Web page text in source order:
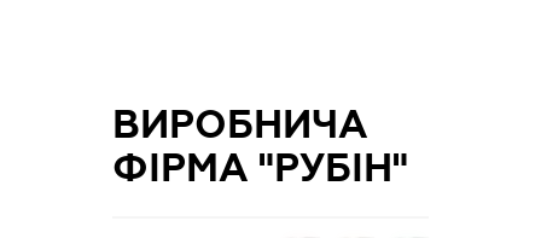
ВИРОБНИЧА
ФІРМА "РУБІН"